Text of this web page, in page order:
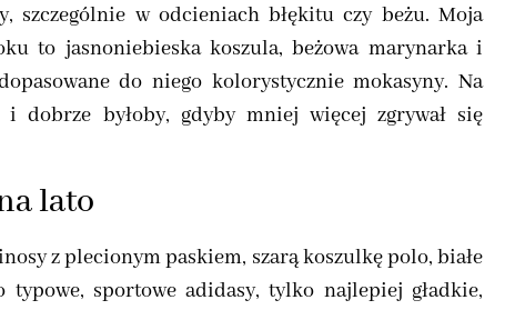
szczególnie w odcieniach błękitu czy beżu. Moja
to jasnoniebieska koszula, beżowa marynarka i
do niego kolorystycznie mokasyny. Na
dobrze byłoby, gdyby mniej więcej zgrywał się
lato
z plecionym paskiem, szarą koszulkę polo, białe
sportowe adidasy, tylko najlepiej gładkie,